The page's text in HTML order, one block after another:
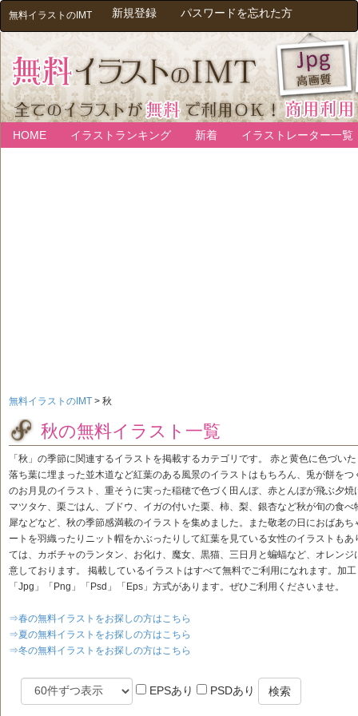
無料イラストのIMT 新規登録 パスワードを忘れた方
HOME イラストランキング 新着 イラストレーター一覧
無料イラストのIMT > 秋
秋の無料イラスト一覧
「秋」の季節に関連するイラストを掲載するカテゴリです。 赤と黄色に色づい
落ち葉に埋まった並木道など紅葉のある風景のイラストはもちろん、兎が餅を
のお月見のイラスト、重そうに実った稲穂で色づく田んぼ、赤とんぼが飛ぶ夕
マツタケ、栗ごはん、ブドウ、イガの付いた栗、柿、梨、銀杏など秋が旬の食
犀などなど、秋の季節感満載のイラストを集めました。また敬老の日におばあ
ートを羽織ったりニット帽をかぶったりして紅葉を見ている女性のイラストも
ては、カボチャのランタン、お化け、魔女、黒猫、三日月と蝙蝠など、オレン
意しております。 掲載しているイラストはすべて無料でご利用になれます。加
「Jpg」「Png」「Psd」「Eps」方式があります。ぜひご利用くださいませ。
⇒春の無料イラストをお探しの方はこちら
⇒夏の無料イラストをお探しの方はこちら
⇒冬の無料イラストをお探しの方はこちら
EPSあり PSDあり 検索